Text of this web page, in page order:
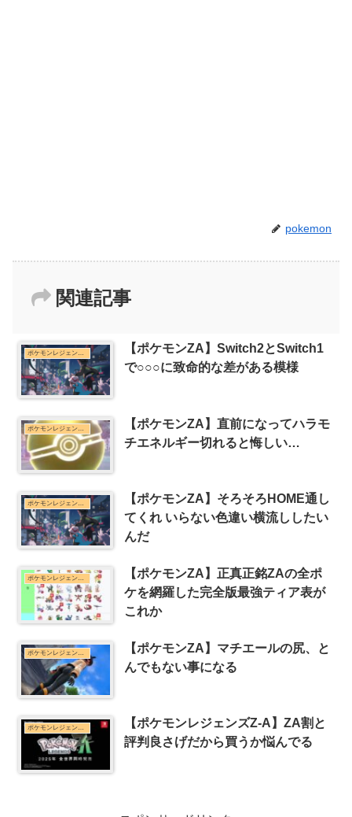
pokemon
関連記事
ポケモンレジェンズZ-Aまとめ
【ポケモンZA】Switch2とSwitch1
で○○○に致命的な差がある模様
【ポケモンZA】直前になってハラモ
チエネルギー切れると悔しい…
ポケモンレジェンズZ-Aまとめ
【ポケモンZA】そろそろHOME通し
てくれ いらない色違い横流ししたい
んだ
ポケモンレジェンズZ-Aまとめ
【ポケモンZA】正真正銘ZAの全ポ
ケを網羅した完全版最強ティア表が
これか
ポケモンレジェンズZ-Aまとめ
【ポケモンZA】マチエールの尻、と
んでもない事になる
ポケモンレジェンズZ-Aまとめ
【ポケモンレジェンズZ-A】ZA割と
評判良さげだから買うか悩んでる